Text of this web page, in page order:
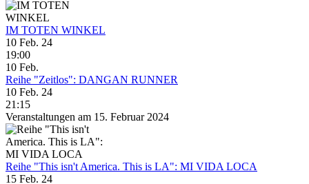
IM TOTEN WINKEL
10 Feb. 24
19:00
10 Feb.
Reihe "Zeitlos": DANGAN RUNNER
10 Feb. 24
21:15
Veranstaltungen am 15. Februar 2024
Reihe "This isn't America. This is LA": MI VIDA LOCA
15 Feb. 24